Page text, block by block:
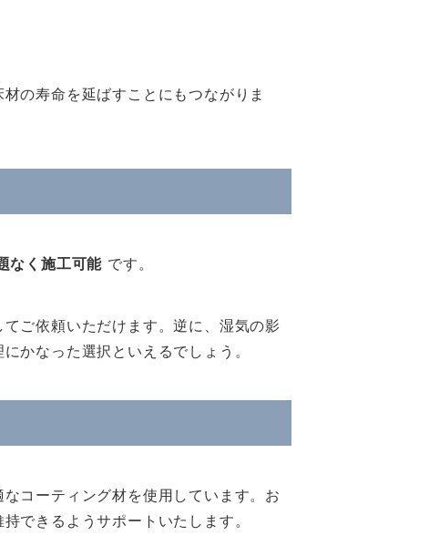
の寿命を延ばすことにもつながりま
なく施工可能 です。
ご依頼いただけます。逆に、湿気の影
かなった選択といえるでしょう。
コーティング材を使用しています。お
できるようサポートいたします。